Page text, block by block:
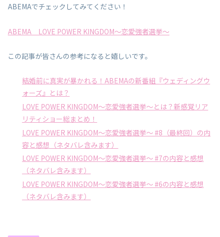
ABEMAでチェックしてみてください！
ABEMA LOVE POWER KINGDOM〜恋愛強者選挙〜
この記事が皆さんの参考になると嬉しいです。
結婚前に真実が暴かれる！ABEMAの新番組『ウェディングウ
ォーズ』とは？
LOVE POWER KINGDOM〜恋愛強者選挙〜とは？新感覚リア
リティショー総まとめ！
LOVE POWER KINGDOM〜恋愛強者選挙〜 #8（最終回）の内
容と感想（ネタバレ含みます）
LOVE POWER KINGDOM〜恋愛強者選挙〜 #7の内容と感想
（ネタバレ含みます）
LOVE POWER KINGDOM〜恋愛強者選挙〜 #6の内容と感想
（ネタバレ含みます）